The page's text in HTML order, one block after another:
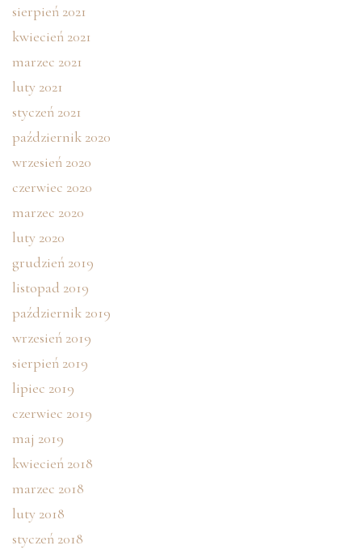
sierpień 2021
kwiecień 2021
marzec 2021
luty 2021
styczeń 2021
październik 2020
wrzesień 2020
czerwiec 2020
marzec 2020
luty 2020
grudzień 2019
listopad 2019
październik 2019
wrzesień 2019
sierpień 2019
lipiec 2019
czerwiec 2019
maj 2019
kwiecień 2018
marzec 2018
luty 2018
styczeń 2018